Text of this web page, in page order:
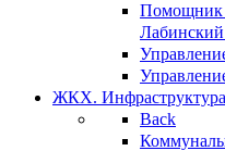
Помощник
ЖКХ. Инфраструктура
Back